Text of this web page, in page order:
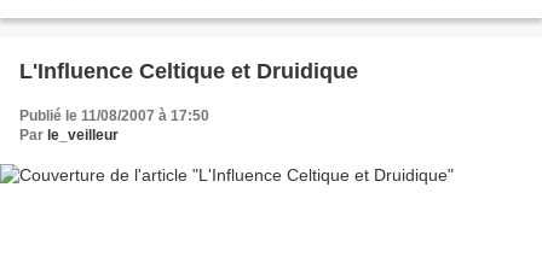
L'Influence Celtique et Druidique
Publié le 11/08/2007 à 17:50
Par le_veilleur